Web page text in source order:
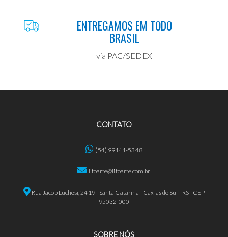
ENTREGAMOS EM TODO
BRASIL
via PAC/SEDEX
CONTATO
(54) 99141-5348
litoarte@litoarte.com.br
Rua Jacob Luchesi, 2419 - Santa Catarina - Caxias do Sul - RS - CEP
95032-000
SOBRE NÓS